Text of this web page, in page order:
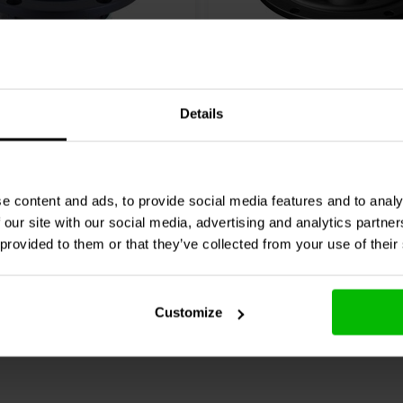
Details
content and ads, to provide social media features and to
site with our social media, advertising and analytics
to them or that they’ve collected from your use of
Customize
allround respons. Een 150
met geschikte
optie is binnen professionele
0 klantbeoordelingen
4 Op voorraad
7'' | 8 Ω
Woofer
4
Vergelijk
4